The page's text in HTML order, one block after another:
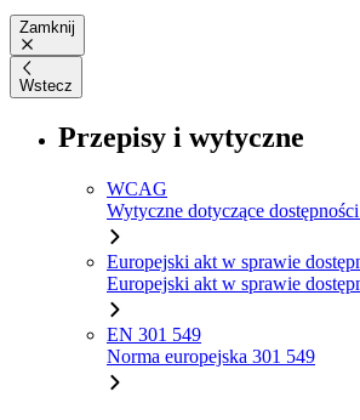
Zamknij
Wstecz
Przepisy i wytyczne
WCAG
Wytyczne dotyczące
Europejski akt w sprawie
Europejski akt w sprawie
EN 301 549
Norma europejska 301 549